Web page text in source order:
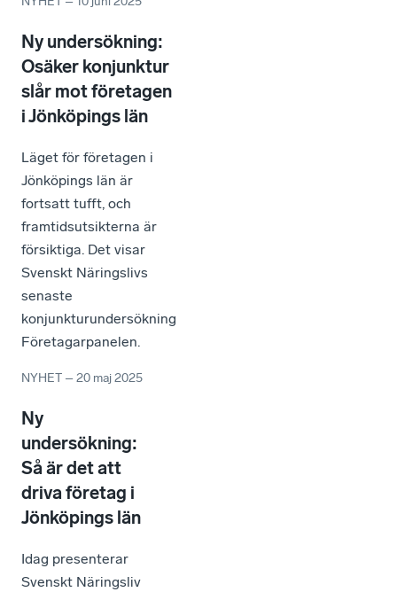
Ny undersökning:
Osäker konjunktur
slår mot företagen
i Jönköpings län
Läget för företagen i
Jönköpings län är
fortsatt tufft, och
framtidsutsikterna är
försiktiga. Det visar
Svenskt Näringslivs
senaste
konjunkturundersökning
Företagarpanelen.
NYHET –20 maj 2025
Ny
undersökning:
Så är det att
driva företag i
Jönköpings län
Idag presenterar
Svenskt Näringsliv